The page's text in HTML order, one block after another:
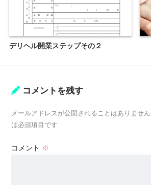
デリヘル開業ステップその２
コメントを残す
メールアドレスが公開されることはありません
は必須項目です
コメント ※